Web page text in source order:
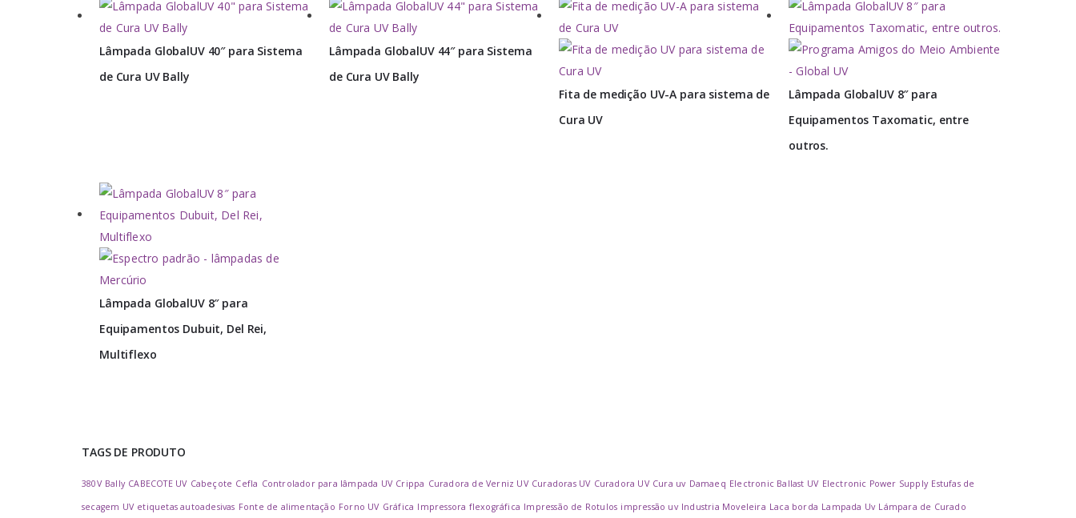
Lâmpada GlobalUV 40″ para Sistema
de Cura UV Bally
Lâmpada GlobalUV 44″ para Sistema
de Cura UV Bally
Fita de medição UV-A para sistema de
Cura UV
Lâmpada GlobalUV 8″ para
Equipamentos Taxomatic, entre
outros.
Lâmpada GlobalUV 8″ para
Equipamentos Dubuit, Del Rei,
Multiflexo
TAGS DE PRODUTO
380V Bally CABECOTE UV Cabeçote Cefla Controlador para lâmpada UV Crippa Curadora de Verniz UV Curadoras UV Curadora UV Cura uv Damaeq Electronic Ballast UV Electronic Power Supply Estufas de
secagem UV etiquetas autoadesivas Fonte de alimentação Forno UV Gráfica Impressora flexográfica Impressão de Rotulos impressão uv Industria Moveleira Laca borda Lampada Uv Lámpara de Curado